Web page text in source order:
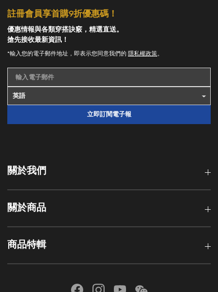
關於我們
關於商品
商品特輯
註冊會員享首購9折優惠碼！
優惠情報與各類穿搭訣竅，精選直送。
搶先接收最新資訊！
*輸入您的電子郵件地址，即表示您同意我們的 隱私權政策。
輸入電子郵件
立即訂閱電子報